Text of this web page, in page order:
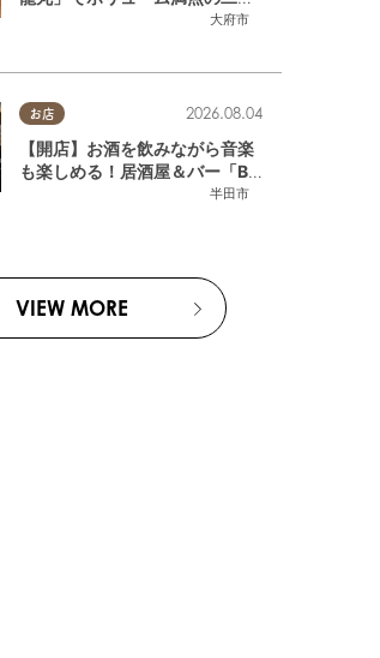
大府市
系ラーメンを堪能してきた
お店
半田市
2026.08.04
【開店】お酒を飲みながら音楽
も楽しめる！居酒屋＆バー「BL
OOMY（ブルーミー）」が7/3
VIEW MORE